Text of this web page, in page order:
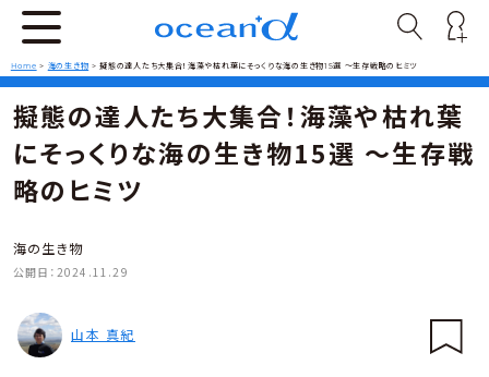
Home > 海の生き物 >擬態の達人たち大集合！海藻や枯れ葉にそっくりな海の生き物15選 〜生存戦略のヒミツ
擬態の達人たち大集合！海藻や枯れ葉
にそっくりな海の生き物15選 〜生存戦
略のヒミツ
海の生き物
公開日： 2024.11.29
山本 真紀